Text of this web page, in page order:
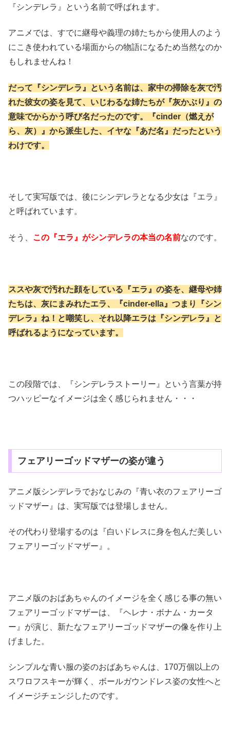
『シンデレラ』という名前で呼ばれます。
アニメでは、すでに継母や義理の姉たちから使用人のよう
にこき使われている場面からの物語になるため当然なのか
もしれませんね！
だって『シンデレラ』という名前は、家中の掃除を灰で汚
れた彼女の姿を見て、いじわるな姉たちが『灰かぶり』の
意味でからかう呼び名だったのです。『cinder（燃えが
ら、灰）』から派生した、イヤな『あだ名』だったという
わけです。
そして実写版では、後にシンデレラとなる少女は『エラ』
と呼ばれています。
そう、 この『エラ』がシンデレラの本当の名前なのです。
ススや灰で汚れた顔をしている『エラ』の姿を、継母や姉
たちは、灰にまみれたエラ、『cinder-ella』つまり『シン
デレラ』ね！と嘲笑し、それ以降エラは『シンデレラ』と
呼ばれるようになっています。
この段階では、『シンデレラストーリー』という言葉が持
つハッピーなイメージは全く感じられません・・・
フェアリーゴッドマザーの姿が違う
アニメ版シンデレラでおなじみの『青い衣のフェアリーゴ
ッドマザー』は、実写版では登場しません。
その代わり登場するのは『白いドレスに身を包んだ美しい
フェアリーゴッドマザー』。
アニメ版のおばあちゃんのイメージを全く感じる事の無い
フェアリーゴッドマザーは、『ヘレナ・ボナム・カータ
ー』が演じ、新たなフェアリーゴッドマザーの像を作り上
げました。
シンプルな青い服の姿のおばあちゃんは、170万個以上の
スワロフスキーが輝く、ボールガウンドレス姿の女性へと
イメージチェンジしたのです。